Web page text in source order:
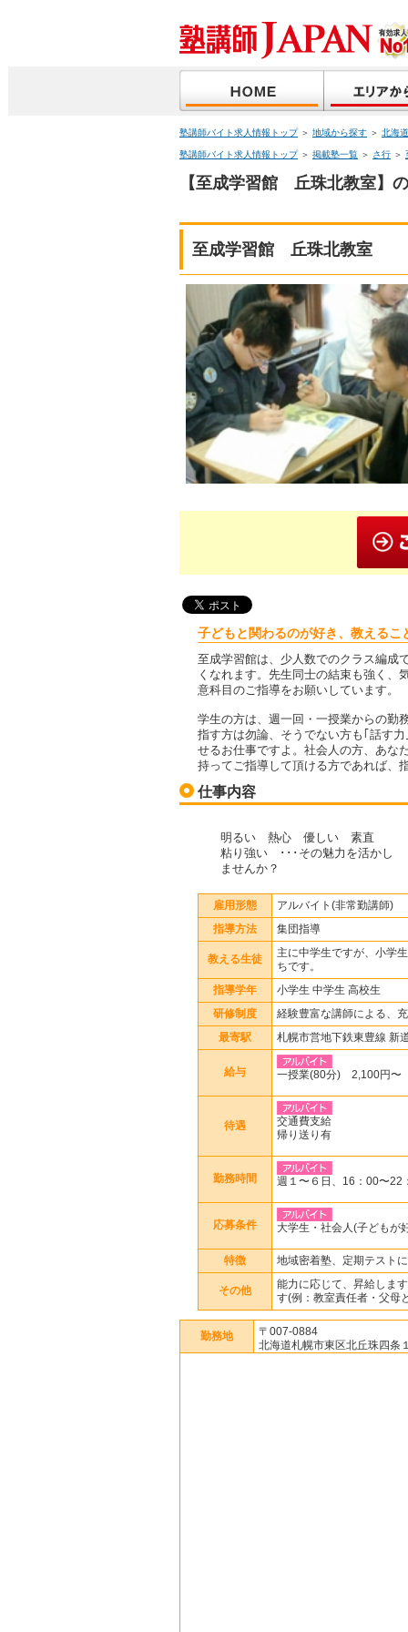
塾講師バイト求人情報トップ＞ 地域から探す ＞ 北海
塾講師バイト求人情報トップ＞ 掲載塾一覧 ＞ さ行 ＞
【至成学習館 丘珠北教室】
至成学習館 丘珠北教室
子どもと関わるのが好き、教える
至成学習館は、少人数でのクラス編成
くなれます。先生同士の結束も強く、
意科目のご指導をお願いしています。
学生の方は、週一回・一授業からの勤
指す方は勿論、そうでない方も｢話す
せるお仕事ですよ。社会人の方、あな
持ってご指導して頂ける方であれば、
仕事内容
明るい 熱心 優しい 素直
粘り強い ･･･その魅力を活かし
ませんか？
雇用形態 アルバイト(非常勤講師)
指導方法 集団指導
教える生徒
主に中学生ですが、小学
ちです。
指導学年 小学生 中学生 高校生
研修制度 経験豊富な講師による、
最寄駅 札幌市営地下鉄東豊線 新
給与 一授業(80分) 2,100円〜
待遇
交通費支給
帰り送り有
勤務時間 週１〜６日、16：00〜22
応募条件 大学生・社会人(子どもが
特徴 地域密着塾、定期テスト
その他
能力に応じて、昇給しま
す(例：教室責任者・父母
勤務地
〒007-0884
北海道札幌市東区北丘珠四条